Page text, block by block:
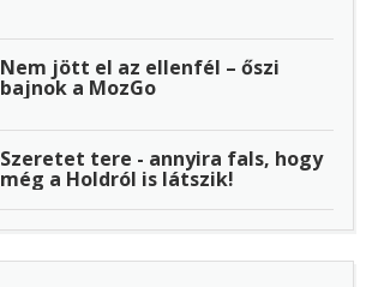
Nem jött el az ellenfél – őszi
bajnok a MozGo
Szeretet tere - annyira fals, hogy
még a Holdról is látszik!